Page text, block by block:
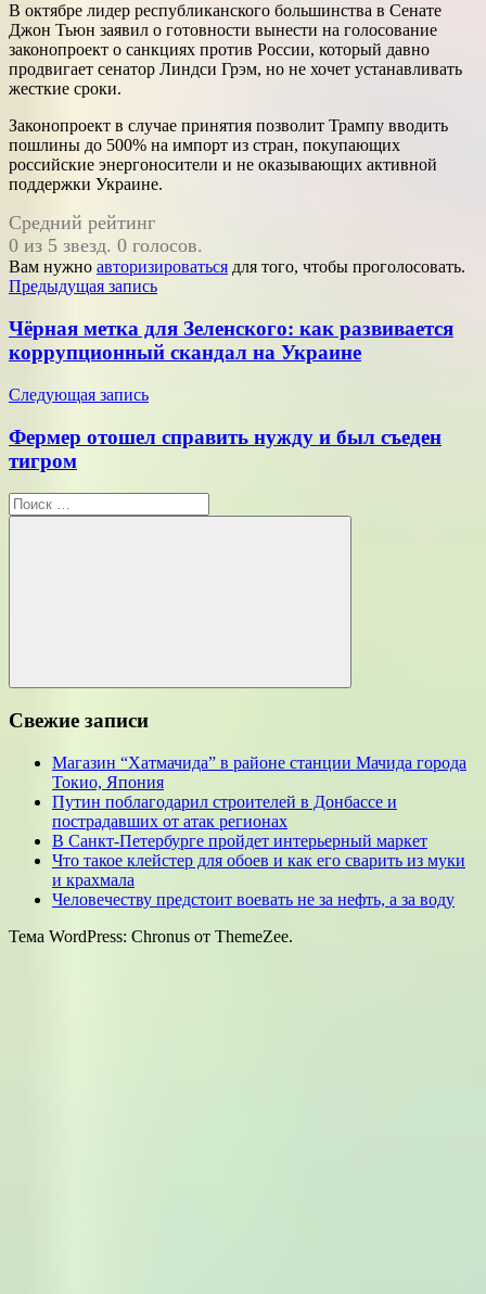
В октябре лидер республиканского большинства в Сенате
Джон Тьюн заявил о готовности вынести на голосование
законопроект о санкциях против России, который давно
продвигает сенатор Линдси Грэм, но не хочет устанавливать
жесткие сроки.
Законопроект в случае принятия позволит Трампу вводить
пошлины до 500% на импорт из стран, покупающих
российские энергоносители и не оказывающих активной
поддержки Украине.
Средний рейтинг
0 из 5 звезд. 0 голосов.
Вам нужно авторизироваться для того, чтобы проголосовать.
Навигация
по
записям
Предыдущая запись
Чёрная метка для Зеленского: как развивается
коррупционный скандал на Украине
Следующая запись
Фермер отошел справить нужду и был съеден
тигром
Поиск
для:
Поиск
Свежие записи
Магазин “Хатмачида” в районе станции Мачида города
Токио, Япония
Путин поблагодарил строителей в Донбассе и
пострадавших от атак регионах
В Санкт-Петербурге пройдет интерьерный маркет
Что такое клейстер для обоев и как его сварить из муки
и крахмала
Человечеству предстоит воевать не за нефть, а за воду
Тема WordPress: Chronus от ThemeZee.